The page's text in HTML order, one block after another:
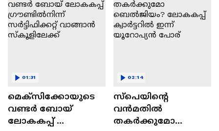
Belgium
മെക്സിക്കോയുടെ
വണ്ടർ ബോയ്
ലോകകപ്പ് ​
01:31
സ്പെയിന്റെ
വൻമതിൽ
തകർക്കുമോ
02:14